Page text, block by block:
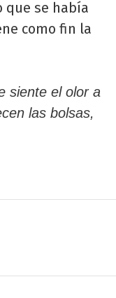
que se había
como fin la
siente el olor a
las bolsas,